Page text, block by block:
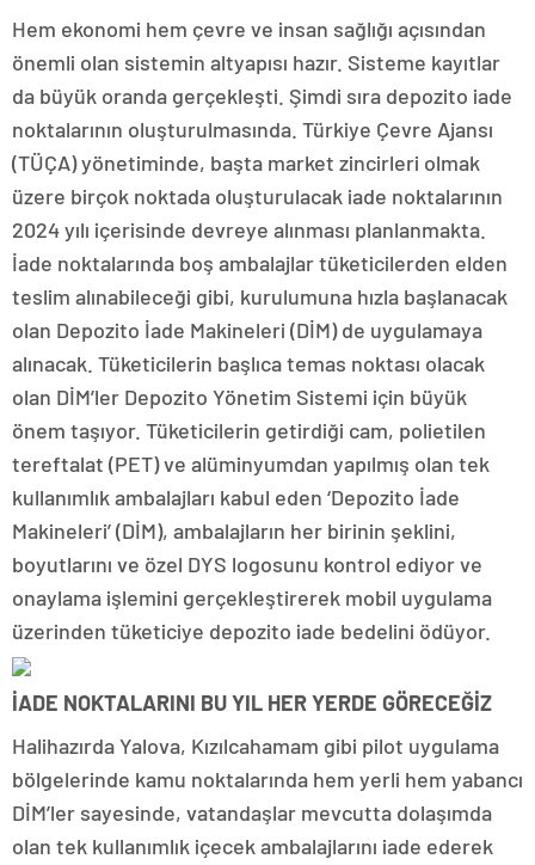
Hem ekonomi hem çevre ve insan sağlığı açısından
önemli olan sistemin altyapısı hazır. Sisteme kayıtlar
da büyük oranda gerçekleşti. Şimdi sıra depozito iade
noktalarının oluşturulmasında. Türkiye Çevre Ajansı
(TÜÇA) yönetiminde, başta market zincirleri olmak
üzere birçok noktada oluşturulacak iade noktalarının
2024 yılı içerisinde devreye alınması planlanmakta.
İade noktalarında boş ambalajlar tüketicilerden elden
teslim alınabileceği gibi, kurulumuna hızla başlanacak
olan Depozito İade Makineleri (DİM) de uygulamaya
alınacak. Tüketicilerin başlıca temas noktası olacak
olan DİM’ler Depozito Yönetim Sistemi için büyük
önem taşıyor. Tüketicilerin getirdiği cam, polietilen
tereftalat (PET) ve alüminyumdan yapılmış olan tek
kullanımlık ambalajları kabul eden ‘Depozito İade
Makineleri’ (DİM), ambalajların her birinin şeklini,
boyutlarını ve özel DYS logosunu kontrol ediyor ve
onaylama işlemini gerçekleştirerek mobil uygulama
üzerinden tüketiciye depozito iade bedelini ödüyor.
İADE NOKTALARINI BU YIL HER YERDE GÖRECEĞİZ
Halihazırda Yalova, Kızılcahamam gibi pilot uygulama
bölgelerinde kamu noktalarında hem yerli hem yabancı
DİM’ler sayesinde, vatandaşlar mevcutta dolaşımda
olan tek kullanımlık içecek ambalajlarını iade ederek